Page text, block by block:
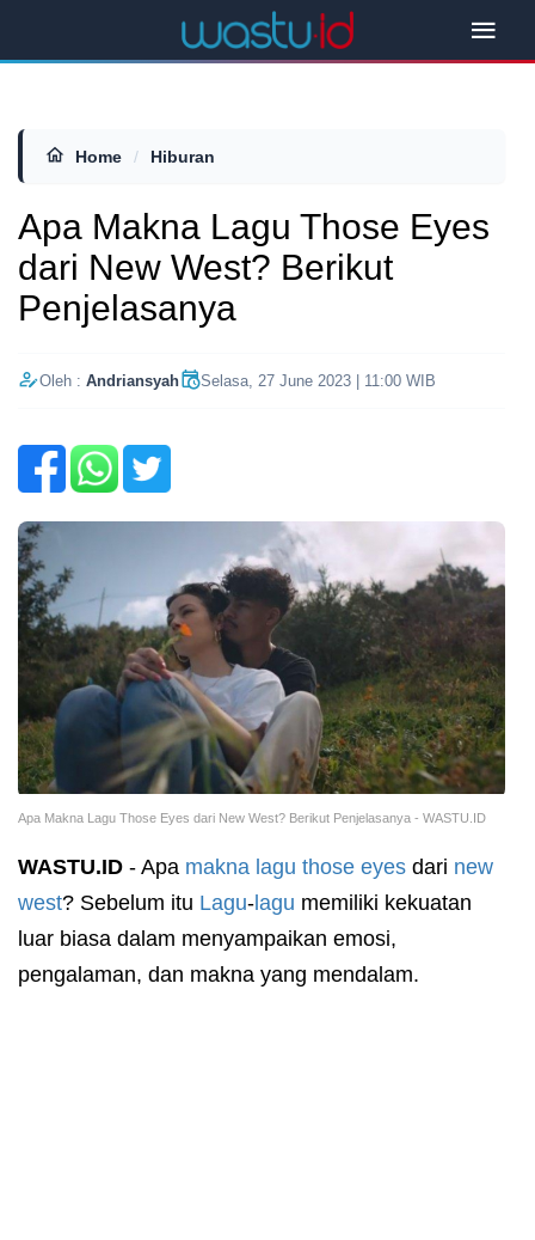
Home / Hiburan
Apa Makna Lagu Those Eyes
dari New West? Berikut
Penjelasanya
Oleh : Andriansyah Selasa, 27 June 2023 | 11:00 WIB
Apa Makna Lagu Those Eyes dari New West? Berikut Penjelasanya - WASTU.ID
WASTU.ID - Apa makna lagu those eyes dari new
west? Sebelum itu Lagu- lagu memiliki kekuatan
luar biasa dalam menyampaikan emosi,
pengalaman, dan makna yang mendalam.